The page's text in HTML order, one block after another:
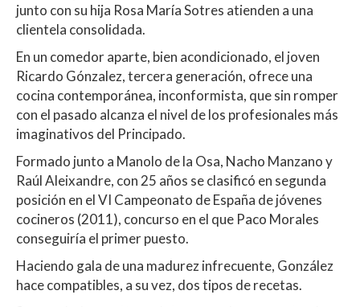
junto con su hija Rosa María Sotres atienden a una
clientela consolidada.
En un comedor aparte, bien acondicionado, el joven
Ricardo Gónzalez, tercera generación, ofrece una
cocina contemporánea, inconformista, que sin romper
con el pasado alcanza el nivel de los profesionales más
imaginativos del Principado.
Formado junto a Manolo de la Osa, Nacho Manzano y
Raúl Aleixandre, con 25 años se clasificó en segunda
posición en el VI Campeonato de España de jóvenes
cocineros (2011), concurso en el que Paco Morales
conseguiría el primer puesto.
Haciendo gala de una madurez infrecuente, González
hace compatibles, a su vez, dos tipos de recetas.